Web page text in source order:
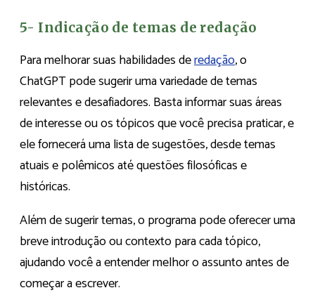
5- Indicação de temas de redação
Para melhorar suas habilidades deredação, o
ChatGPT pode sugerir uma variedade de temas
relevantes e desafiadores. Basta informar suas áreas
de interesse ou os tópicos que você precisa praticar, e
ele fornecerá uma lista de sugestões, desde temas
atuais e polêmicos até questões filosóficas e
históricas.
Além de sugerir temas, o programa pode oferecer uma
breve introdução ou contexto para cada tópico,
ajudando você a entender melhor o assunto antes de
começar a escrever.